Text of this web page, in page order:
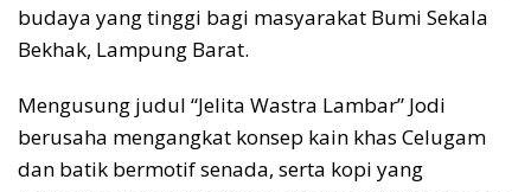
budaya yang tinggi bagi masyarakat Bumi Sekala
Bekhak, Lampung Barat.
Mengusung judul “Jelita Wastra Lambar” Jodi
berusaha mengangkat konsep kain khas Celugam
dan batik bermotif senada, serta kopi yang